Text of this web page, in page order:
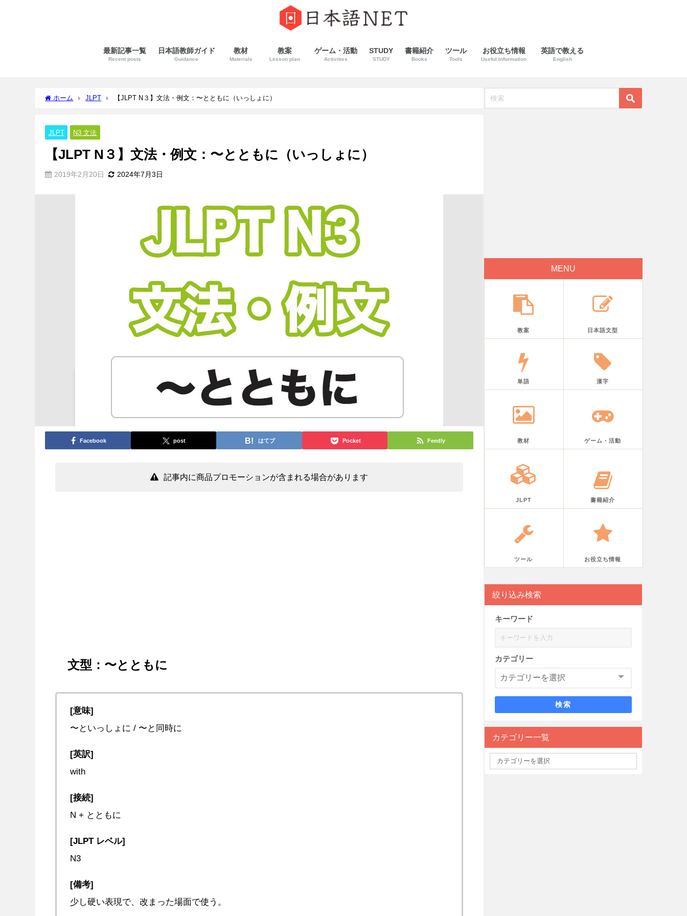
最新記事一覧
Recent posts
日本語教師ガイド
Guidance
教材
Materials
教案
Lesson plan
ゲーム・活動
Activities
STUDY
STUDY
書籍紹介
Books
ツール
Tools
お役立ち情報
Useful Information
英語で教える
English
ホーム JLPT 【JLPT N３】文法・例文：〜とともに（いっしょに）
JLPT N3 文法
【JLPT N３】文法・例文：〜とともに（いっしょに）
2019年2月20日 2024年7月3日
Facebook post はてブ Pocket Feedly
記事内に商品プロモーションが含まれる場合があります
文型：〜とともに
[意味]
〜といっしょに / 〜と同時に
[英訳]
with
[接続]
N + とともに
[JLPT レベル]
N3
[備考]
少し硬い表現で、改まった場面で使う。
MENU
教案 日本語文型
単語 漢字
教材 ゲーム・活動
JLPT 書籍紹介
ツール お役立ち情報
絞り込み検索
キーワード
カテゴリー
検索
カテゴリー一覧